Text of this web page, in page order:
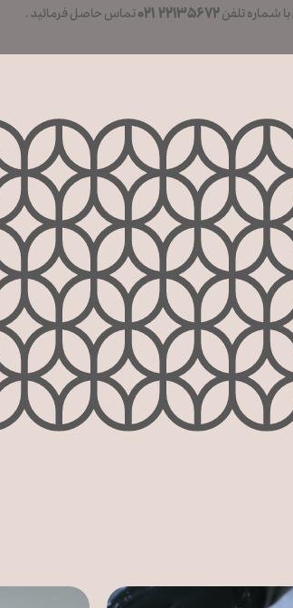
با شماره تلفن۲۲۱۳۵۶۷۲ ۰۲۱ تماس حاصل فرمائید .